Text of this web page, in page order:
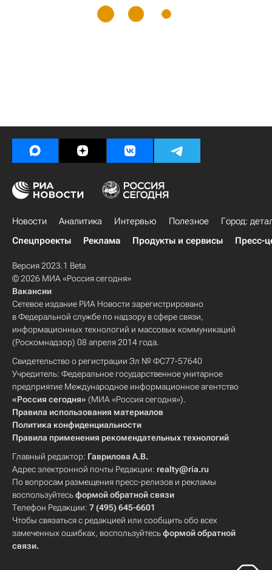
Новости Аналитика Интервью Полезное
Город:
Спецпроекты
Реклама Продукты и сервисы Пресс-
Версия 2023.1 Beta
© 2026 МИА «Россия сегодня»
Вакансии
Сетевое издание РИА Новости зарегистрировано
в Федеральной службе по надзору в сфере связи,
информационных технологий и массовых коммуникаций
(Роскомнадзор) 08 апреля 2014 года.
Свидетельство о регистрации Эл № ФС77-57640
Учредитель: Федеральное государственное унитарное
предприятие Международное информационное агентство
«Россия сегодня» (МИА «Россия сегодня»).
Правила использования материалов
Политика конфиденциальности
Правила применения рекомендательных технологий
Главный редактор: Гаврилова А.В.
Адрес электронной почты Редакции: realty@ria.ru
По вопросам размещения пресс-релизов и рекламы
воспользуйтесьформой обратной связи
Телефон Редакции: 7 (495) 645-6601
Чтобы связаться с редакцией или сообщить обо всех
замеченных ошибках, воспользуйтесьформой обратной
связи.